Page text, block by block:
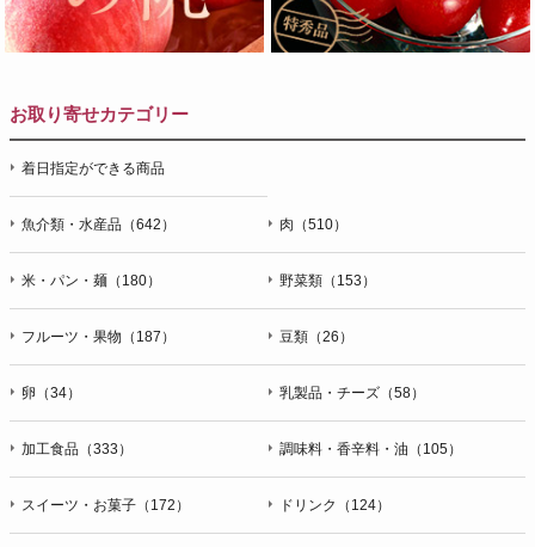
お取り寄せカテゴリー
着日指定ができる商品
魚介類・水産品（642） 肉（510）
米・パン・麺（180） 野菜類（153）
フルーツ・果物（187） 豆類（26）
卵（34） 乳製品・チーズ（58）
加工食品（333） 調味料・香辛料・油（105）
スイーツ・お菓子（172） ドリンク（124）